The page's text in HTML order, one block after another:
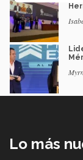
Lo más